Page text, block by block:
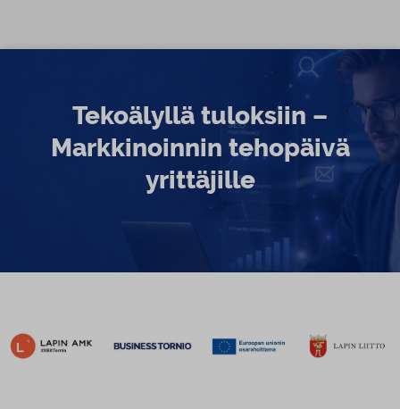
Tekoälyllä tuloksiin –
Markkinoinnin tehopäivä
yrittäjille